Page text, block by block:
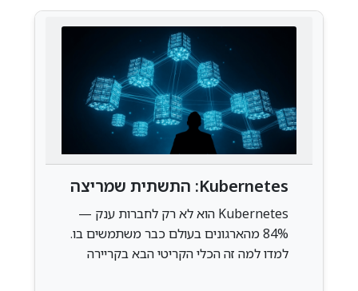
Kubernetes: התשתית שמריצה
את הענן — ולמה זה הדבר הבא
בקריירה שלכם
Kubernetes הוא לא רק לחברות ענק —
84% מהארגונים בעולם כבר משתמשים בו.
למדו למה זה הכלי הקריטי הבא בקריירה